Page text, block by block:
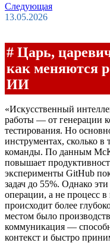
Следующая
13.05.2026
# Царь,
как меняются
ИИ
«Искусственный
работы — от генерации
тестирования. Но
инструментах, сколько в
команды. По данным
повышает
эксперименты GitHub
задач до 55%. Однако
операции, а не процесс
происходит более
местом было
коммуникация —
контекст и быстро